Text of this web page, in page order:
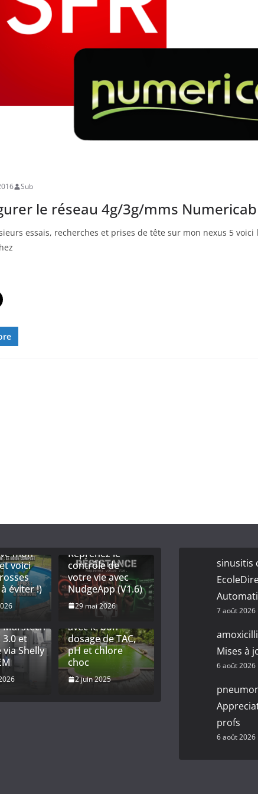
Sub
le réseau 4g/3g/mms
essais, recherches et prises de tête sur mon nexus 5
mon
voici
éviter !)
Reprenez le
contrôle de
votre vie avec
NudgeApp (V1.6)
29 mai 2026
Marstech
3.0 et
via Shelly
Entretien piscine
: équilibrer l’eau
avec le bon
dosage de TAC,
pH et chlore
choc
2 juin 2025
sinusitis
7 août 2026
Mises à
6 août 2026
profs
6 août 2026